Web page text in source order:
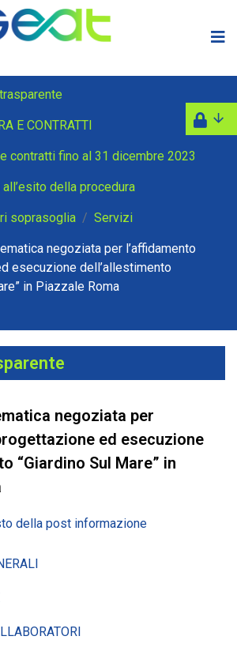
E CONTRATTI
contratti fino al 31 dicembre 2023
della procedura
soprasoglia Servizi
negoziata per l’affidamento
esecuzione dell’allestimento
in Piazzale Roma
negoziata per
ed esecuzione
“Giardino Sul Mare” in
della post informazione